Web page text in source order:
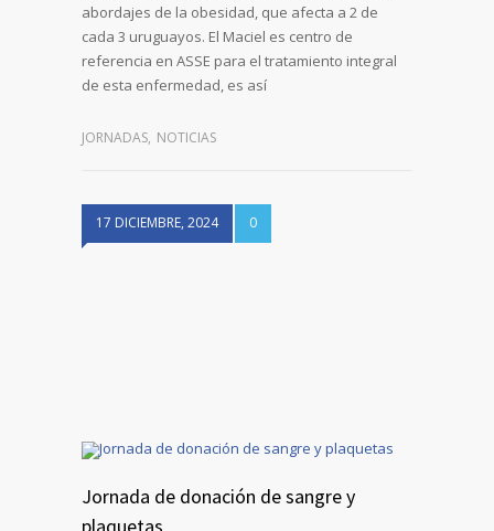
abordajes de la obesidad, que afecta a 2 de
cada 3 uruguayos. El Maciel es centro de
referencia en ASSE para el tratamiento integral
de esta enfermedad, es así
JORNADAS, NOTICIAS
17 DICIEMBRE, 2024 0
Jornada de donación de sangre y